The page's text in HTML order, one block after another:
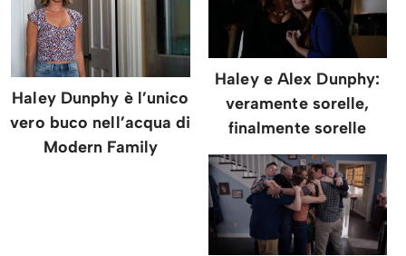
Haley Dunphy è l’unico
vero buco nell’acqua di
Modern Family
Haley e Alex Dunphy:
veramente sorelle,
finalmente sorelle